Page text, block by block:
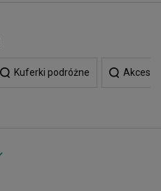
Kuferki podróżne